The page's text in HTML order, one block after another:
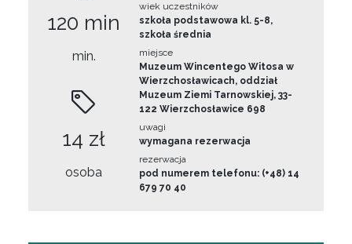
120 min
min.
14 zł
osoba
wiek uczestników
szkoła podstawowa kl. 5-8,
szkoła średnia
miejsce
Muzeum Wincentego Witosa w
Wierzchosławicach, oddział
Muzeum Ziemi Tarnowskiej, 33-
122 Wierzchosławice 698
uwagi
wymagana rezerwacja
rezerwacja
pod numerem telefonu: (+48) 14
679 70 40